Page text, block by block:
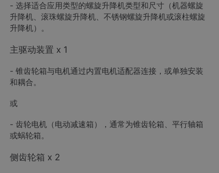
- 选择适合应用类型的螺旋升降机类型和尺寸（机器螺旋
升降机、滚珠螺旋升降机、不锈钢螺旋升降机或滚柱螺旋
升降机）。
主驱动装置 x 1
- 锥齿轮箱与电机通过内置电机适配器连接，或单独安装
和耦合。
或
- 齿轮电机（电动减速箱），通常为锥齿轮箱、平行轴箱
或蜗轮箱。
侧齿轮箱 x 2